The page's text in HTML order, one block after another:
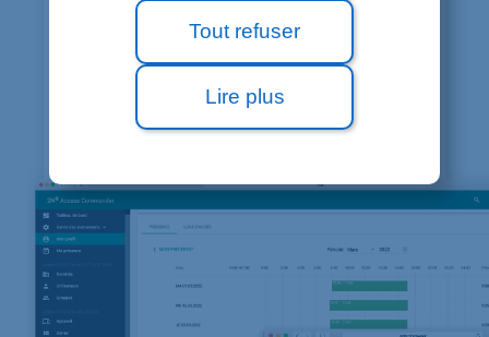
Tout refuser
Lire plus
Facilitez le suivi de vos employés: Calculez le
temps de travail de vos employés, vérifiez les
temps de repos et surveillez les heures
supplémentaires.
des statistiques par employés peuvent